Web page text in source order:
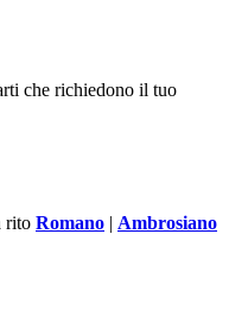
che richiedono il tuo
rito Romano | Ambrosiano